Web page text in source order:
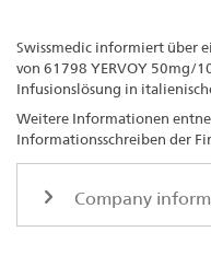
Swissmedic informiert über
von 61798 YERVOY 50mg/
Infusionslösung in
Weitere Informationen
Informationsschreiben der
Company